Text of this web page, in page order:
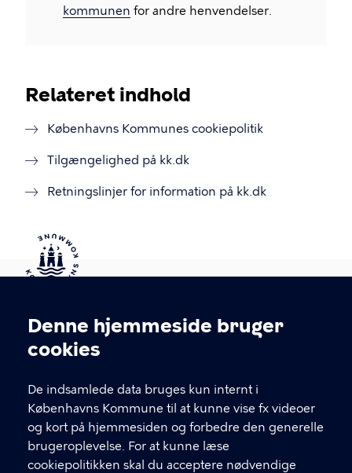
Cookieindstillinger
Denne hjemmeside bruger
cookies
De indsamlede data bruges kun internt i
Københavns Kommune til at kunne vise fx videoer
og kort på hjemmesiden og forbedre den generelle
brugeroplevelse. For at kunne læse
cookiepolitikken skal du acceptere nødvendige
kommunen for andre henvendelser.
Relateret indhold
Københavns Kommunes cookiepolitik
Tilgængelighed på kk.dk
Retningslinjer for information på kk.dk
Kontakt Københavns Kommune
T
fFind andre kontakter her
CVR-nummer64942212
GENVEJE